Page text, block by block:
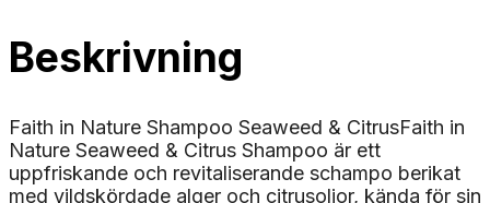
Beskrivning
Faith in Nature Shampoo Seaweed & CitrusFaith in
Nature Seaweed & Citrus Shampoo är ett
uppfriskande och revitaliserande schampo berikat
med vildskördade alger och citrusoljor, kända för sin